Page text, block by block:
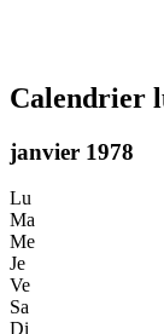
Calendrier
janvier 1978
Lu
Ma
Me
Je
Ve
Sa
Di